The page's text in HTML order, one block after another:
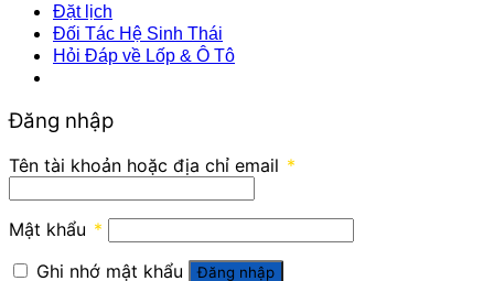
Đặt lịch
Đối Tác Hệ Sinh Thái
Hỏi Đáp về Lốp & Ô Tô
Đăng nhập
Tên tài khoản hoặc địa chỉ email *
Mật khẩu *
Ghi nhớ mật khẩu
Đăng nhập